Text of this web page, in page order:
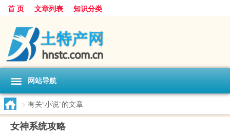
首 页 文章列表 知识分类
网站导航
> 有关“小说”的文章
女神系统攻略